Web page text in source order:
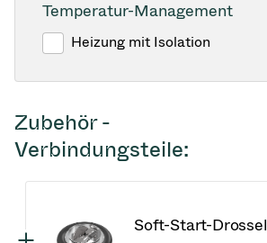
Temperatur-Management
Heizung mit Isolation
Zubehör -
Verbindungsteile:
Soft-Start-Drossel